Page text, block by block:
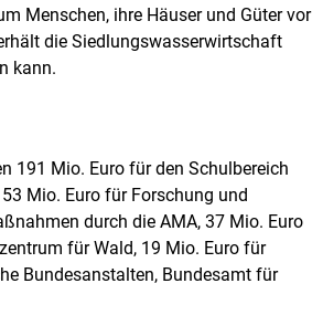
Menschen, ihre Häuser und Güter vor
die Siedlungswasserwirtschaft
kann.
191 Mio. Euro für den Schulbereich
Mio. Euro für Forschung und
durch die AMA, 37 Mio. Euro
für Wald, 19 Mio. Euro für
Bundesanstalten, Bundesamt für